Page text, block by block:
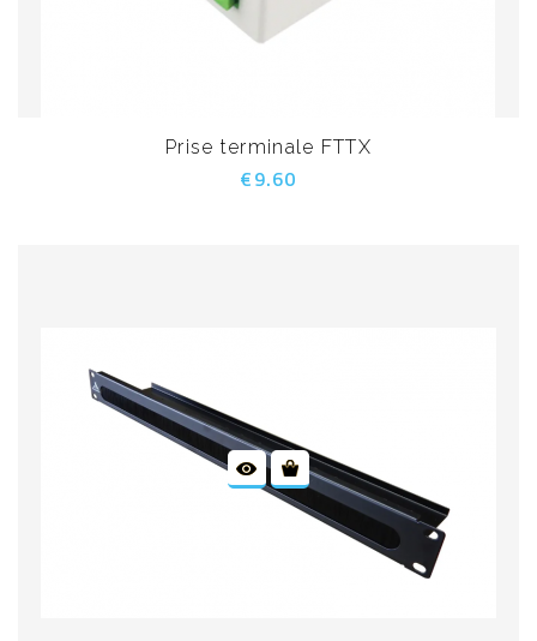
Prise terminale FTTX
€9.60